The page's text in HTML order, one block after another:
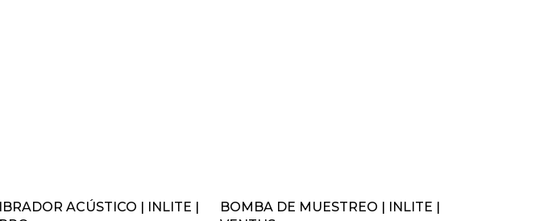
ACÚSTICO | INLITE |
BOMBA DE MUESTREO | INLITE |